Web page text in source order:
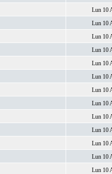
Lun 10
Lun 10
Lun 10
Lun 10
Lun 10
Lun 10
Lun 10
Lun 10
Lun 10
Lun 10
Lun 10
Lun 10
Lun 10